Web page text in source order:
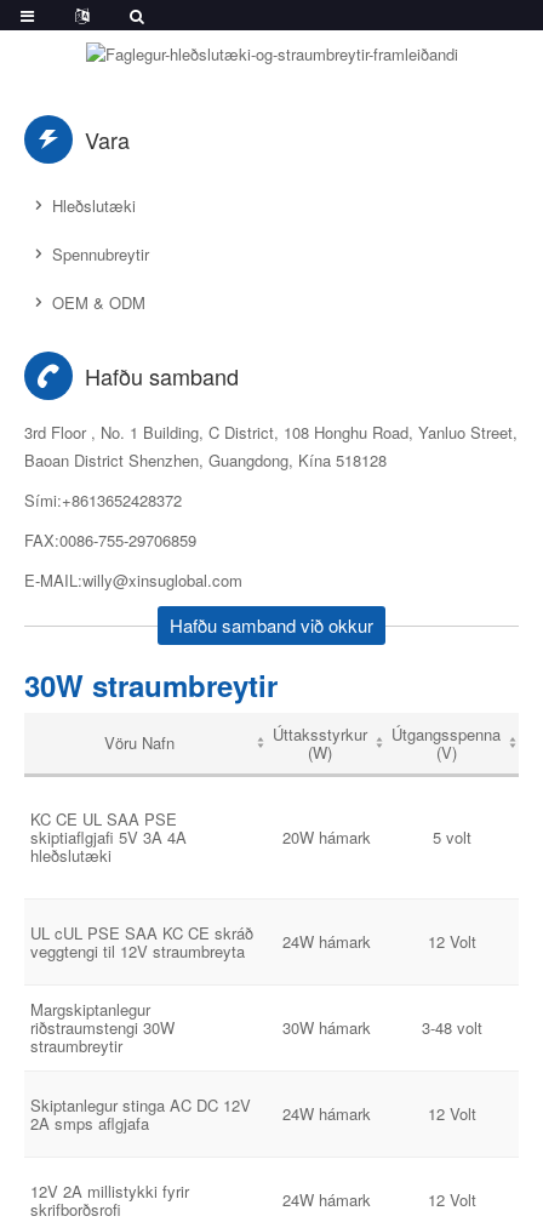
Vara
Hleðslutæki
Spennubreytir
OEM & ODM
Hafðu samband
3rd Floor , No. 1 Building, C District, 108 Honghu Road, Yanluo Street,
Baoan District Shenzhen, Guangdong, Kína 518128
Sími:+8613652428372
FAX:0086-755-29706859
E-MAIL:willy@xinsuglobal.com
Hafðu samband við okkur
30W straumbreytir
Vöru Nafn Úttaksstyrkur
(W)
Útgangsspenna
(V)
KC CE UL SAA PSE
skiptiaflgjafi 5V 3A 4A
hleðslutæki
20W hámark 5 volt
UL cUL PSE SAA KC CE skráð
veggtengi til 12V straumbreyta 24W hámark 12 Volt
Margskiptanlegur
riðstraumstengi 30W
straumbreytir
30W hámark 3-48 volt
Skiptanlegur stinga AC DC 12V
2A smps aflgjafa 24W hámark 12 Volt
12V 2A millistykki fyrir
skrifborðsrofi 24W hámark 12 Volt